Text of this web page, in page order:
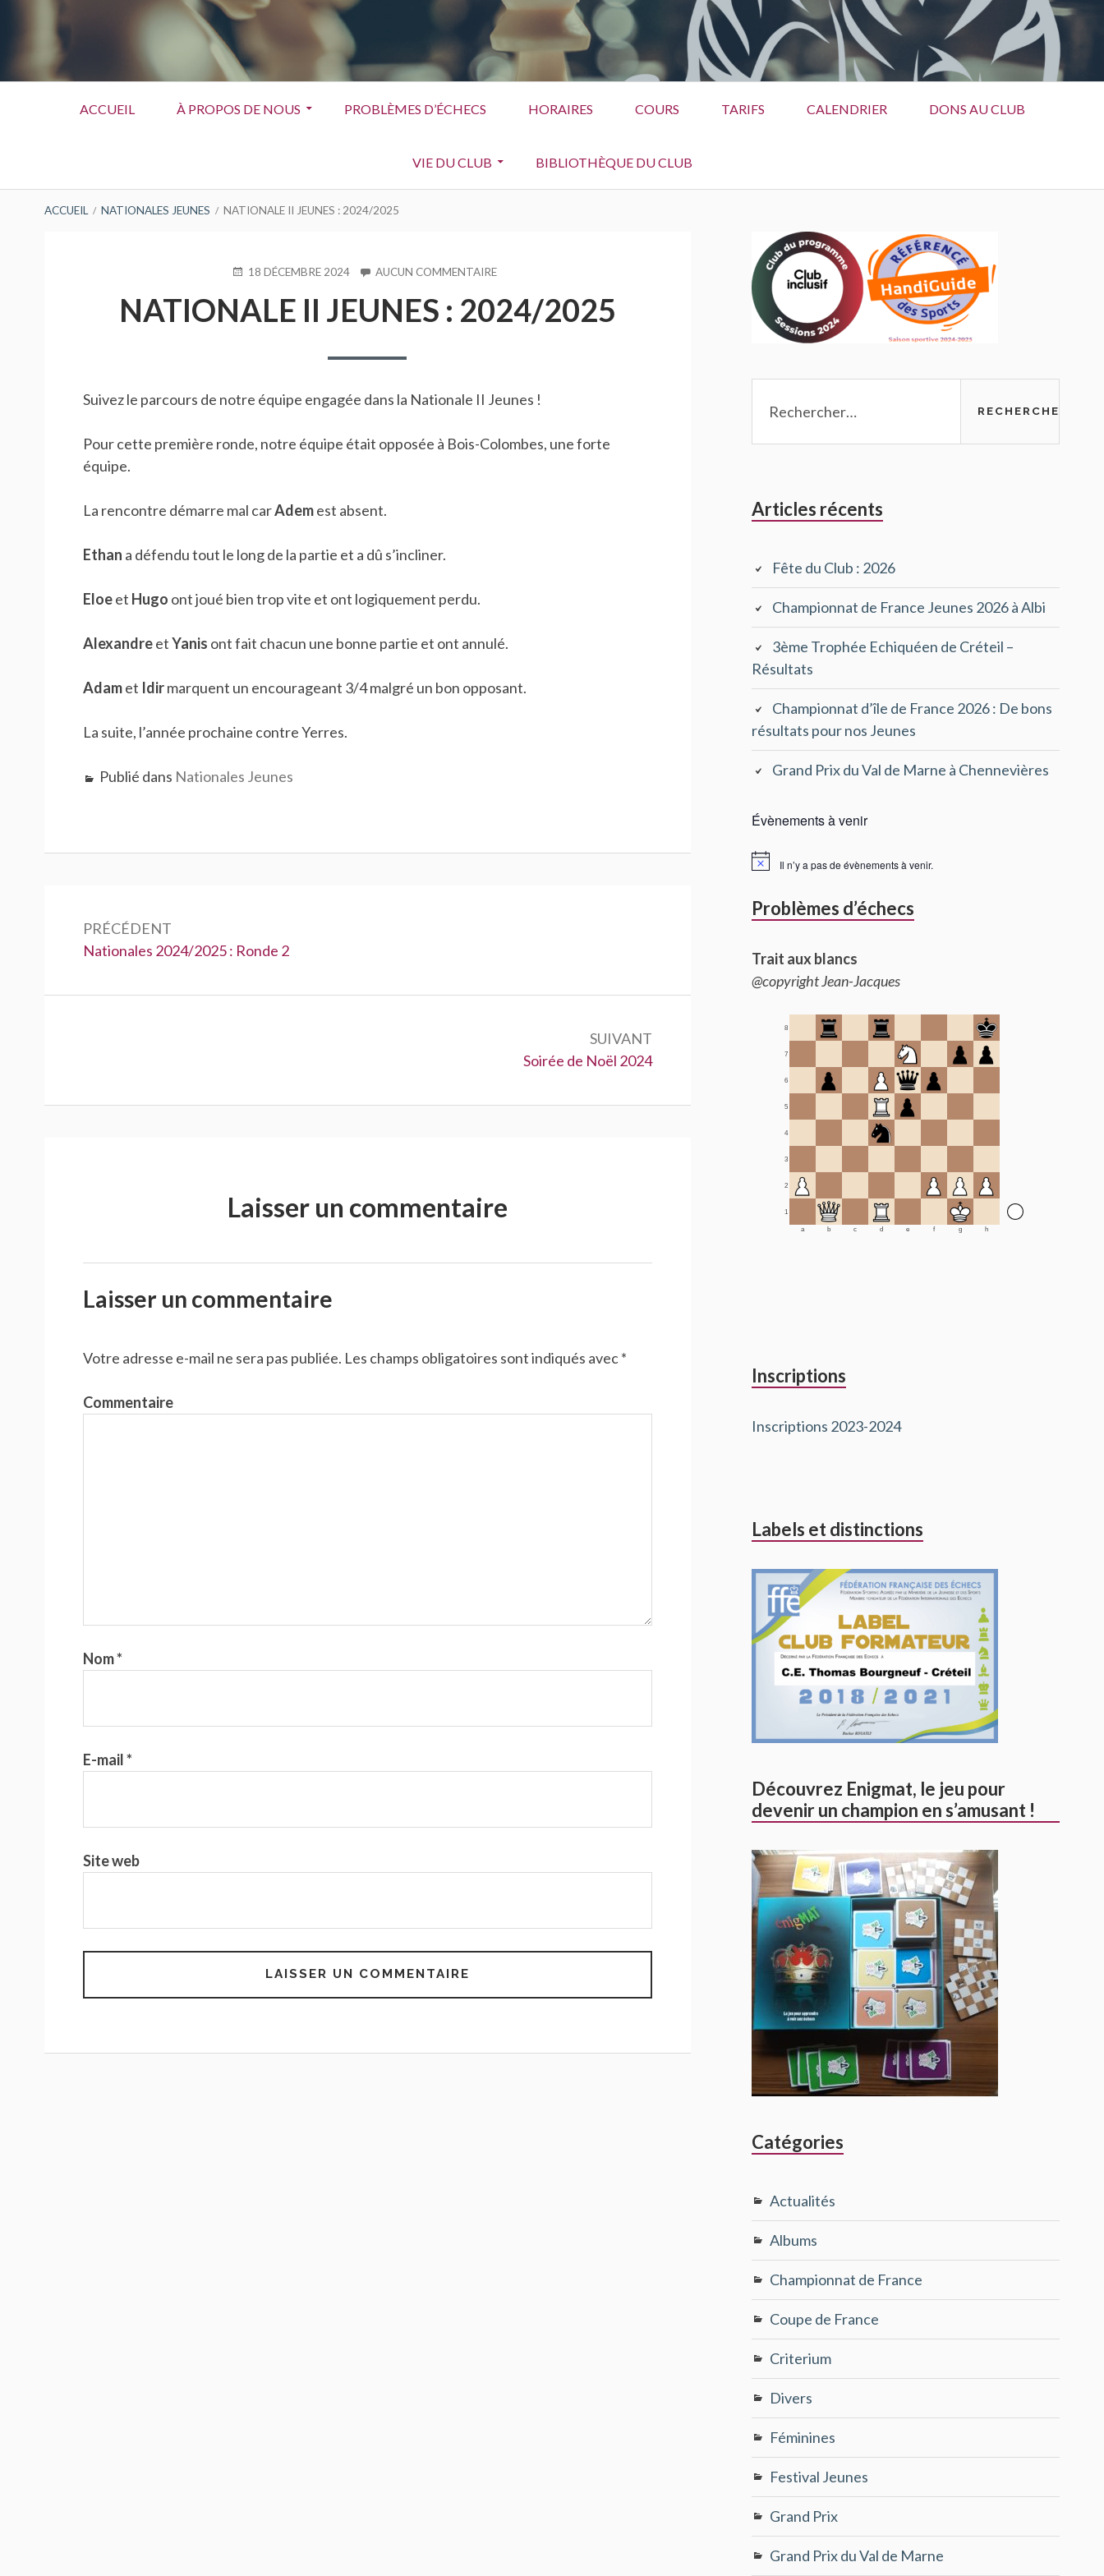
ACCUEIL À PROPOS DE NOUS PROBLÈMES D’ÉCHECS HORAIRES COURS TARIFS CALENDRIER DONS AU CLUB
VIE DU CLUB BIBLIOTHÈQUE DU CLUB
FIL
ACCUEIL NATIONALES JEUNES NATIONALE II JEUNES : 2024/2025
PUBLIÉ18 DÉCEMBRE 2024 AUCUN COMMENTAIRESUR
II
JEUNES
NATIONALE II JEUNES : 2024/2025
Suivez le parcours de notre équipe engagée dans la Nationale II Jeunes !
Pour cette première ronde, notre équipe était opposée à Bois-Colombes, une forte
équipe.
La rencontre démarre mal carAdemest absent.
Ethan a défendu tout le long de la partie et a dû s’incliner.
Eloeet Hugo ont joué bien trop vite et ont logiquement perdu.
AlexandreetYanis ont fait chacun une bonne partie et ont annulé.
Adamet Idirmarquent un encourageant 3/4 malgré un bon opposant.
La suite, l’année prochaine contre Yerres.
Publié dans Nationales Jeunes
l’article
PRÉCÉDENT
Précédent :
Nationales 2024/2025 : Ronde 2
SUIVANT
Suivant :
Soirée de Noël 2024
Laisser un commentaire
Laisser un commentaire
Votre adresse e-mail ne sera pas publiée. Les champs obligatoires sont indiqués avec*
Commentaire
Nom*
E-mail*
Site web
Articles récents
Fête du Club : 2026
Championnat de France Jeunes 2026 à Albi
3ème Trophée Echiquéen de Créteil –
Résultats
Championnat d’île de France 2026 : De bons
résultats pour nos Jeunes
Grand Prix du Val de Marne à Chennevières
Évènements à venir
Il n’y a pas de évènements à venir.
Problèmes d’échecs
Trait aux blancs
@copyright Jean-Jacques
1
2
3
4
5
6
7
8
a b c d e f g h
Inscriptions
Inscriptions 2023-2024
Labels et distinctions
Découvrez Enigmat, le jeu pour
devenir un champion en s’amusant !
Catégories
Actualités
Albums
Championnat de France
Coupe de France
Criterium
Divers
Féminines
Festival Jeunes
Grand Prix
Grand Prix du Val de Marne